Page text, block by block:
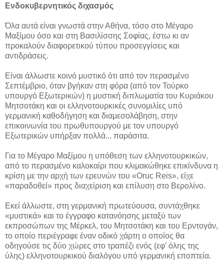
Ενδοκυβερνητικός διχασμός
Όλα αυτά είναι γνωστά στην Αθήνα, τόσο στο Μέγαρο
Μαξίμου όσο και στη Βασιλίσσης Σοφίας, έστω κι αν
προκαλούν διαφορετικού τύπου προσεγγίσεις και
αντιδράσεις.
Είναι άλλωστε κοινό μυστικό ότι από τον περασμένο
Σεπτέμβριο, όταν βγήκαν στη φόρα (από τον Τούρκο
υπουργό Εξωτερικών) η μυστική διπλωματία του Κυριάκου
Μητσοτάκη και οι ελληνοτουρκικές συνομιλίες υπό
γερμανική καθοδήγηση και διαμεσολάβηση, στην
επικοινωνία του πρωθυπουργού με τον υπουργό
Εξωτερικών υπήρξαν πολλά... παράσιτα.
Για το Μέγαρο Μαξίμου η υπόθεση των ελληνοτουρκικών,
από το περασμένο καλοκαίρι που κλιμακώθηκε επικίνδυνα η
κρίση με την αρχή των ερευνών του «Oruc Reis», είχε
«παραδοθεί» προς διαχείριση και επίλυση στο Βερολίνο.
Εκεί άλλωστε, στη γερμανική πρωτεύουσα, συντάχθηκε
«μυστικά» και το έγγραφο κατανόησης μεταξύ των
εκπροσώπων της Μέρκελ, του Μητσοτάκη και του Ερντογάν,
το οποίο περιέγραφε έναν οδικό χάρτη ο οποίος θα
οδηγούσε τις δύο χώρες στο τραπέζι ενός (εφ’ όλης της
ύλης) ελληνοτουρκικού διαλόγου υπό γερμανική εποπτεία.